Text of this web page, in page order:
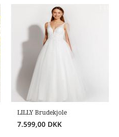
LILLY Brudekjole
7.599,00 DKK